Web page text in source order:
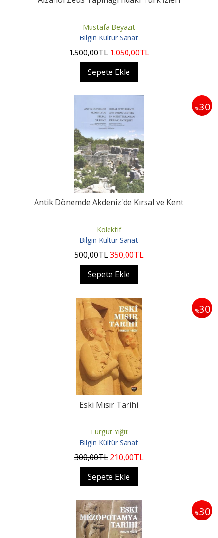
Mustafa Beyazıt
Bilgin Kültür Sanat
1.500,00TL 1.050,00TL
Sepete Ekle
%30
Antik Dönemde Akdeniz'de Kırsal ve Kent
Kolektif
Bilgin Kültür Sanat
500,00TL350,00TL
Sepete Ekle
%30
Eski Mısır Tarihi
Turgut Yiğit
Bilgin Kültür Sanat
300,00TL 210,00TL
Sepete Ekle
%30